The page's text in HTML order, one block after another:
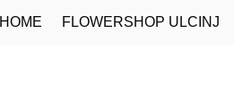
HOME FLOWERSHOP ULCINJ